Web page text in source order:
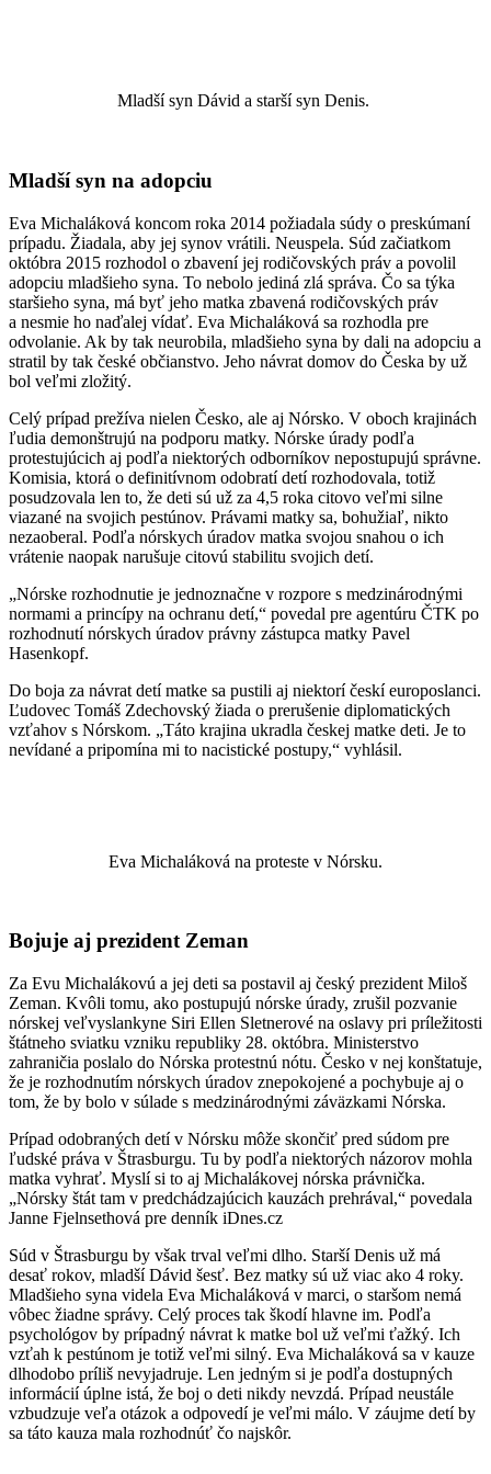
Mladší syn Dávid a starší syn Denis.
Mladší syn na adopciu
Eva Michaláková koncom roka 2014 požiadala súdy o preskúmaní
prípadu. Žiadala, aby jej synov vrátili. Neuspela. Súd začiatkom
októbra 2015 rozhodol o zbavení jej rodičovských práv a povolil
adopciu mladšieho syna. To nebolo jediná zlá správa. Čo sa týka
staršieho syna, má byť jeho matka zbavená rodičovských práv
a nesmie ho naďalej vídať. Eva Michaláková sa rozhodla pre
odvolanie. Ak by tak neurobila, mladšieho syna by dali na adopciu a
stratil by tak české občianstvo. Jeho návrat domov do Česka by už
bol veľmi zložitý.
Celý prípad prežíva nielen Česko, ale aj Nórsko. V oboch krajinách
ľudia demonštrujú na podporu matky. Nórske úrady podľa
protestujúcich aj podľa niektorých odborníkov nepostupujú správne.
Komisia, ktorá o definitívnom odobratí detí rozhodovala, totiž
posudzovala len to, že deti sú už za 4,5 roka citovo veľmi silne
viazané na svojich pestúnov. Právami matky sa, bohužiaľ, nikto
nezaoberal. Podľa nórskych úradov matka svojou snahou o ich
vrátenie naopak narušuje citovú stabilitu svojich detí.
„Nórske rozhodnutie je jednoznačne v rozpore s medzinárodnými
normami a princípy na ochranu detí,“ povedal pre agentúru ČTK po
rozhodnutí nórskych úradov právny zástupca matky Pavel
Hasenkopf.
Do boja za návrat detí matke sa pustili aj niektorí českí europoslanci.
Ľudovec Tomáš Zdechovský žiada o prerušenie diplomatických
vzťahov s Nórskom. „Táto krajina ukradla českej matke deti. Je to
nevídané a pripomína mi to nacistické postupy,“ vyhlásil.
Eva Michaláková na proteste v Nórsku.
Bojuje aj prezident Zeman
Za Evu Michalákovú a jej deti sa postavil aj český prezident Miloš
Zeman. Kvôli tomu, ako postupujú nórske úrady, zrušil pozvanie
nórskej veľvyslankyne Siri Ellen Sletnerové na oslavy pri príležitosti
štátneho sviatku vzniku republiky 28. októbra. Ministerstvo
zahraničia poslalo do Nórska protestnú nótu. Česko v nej konštatuje,
že je rozhodnutím nórskych úradov znepokojené a pochybuje aj o
tom, že by bolo v súlade s medzinárodnými záväzkami Nórska.
Prípad odobraných detí v Nórsku môže skončiť pred súdom pre
ľudské práva v Štrasburgu. Tu by podľa niektorých názorov mohla
matka vyhrať. Myslí si to aj Michalákovej nórska právnička.
„Nórsky štát tam v predchádzajúcich kauzách prehrával,“ povedala
Janne Fjelnsethová pre denník iDnes.cz
Súd v Štrasburgu by však trval veľmi dlho. Starší Denis už má
desať rokov, mladší Dávid šesť. Bez matky sú už viac ako 4 roky.
Mladšieho syna videla Eva Michaláková v marci, o staršom nemá
vôbec žiadne správy. Celý proces tak škodí hlavne im. Podľa
psychológov by prípadný návrat k matke bol už veľmi ťažký. Ich
vzťah k pestúnom je totiž veľmi silný. Eva Michaláková sa v kauze
dlhodobo príliš nevyjadruje. Len jedným si je podľa dostupných
informácií úplne istá, že boj o deti nikdy nevzdá. Prípad neustále
vzbudzuje veľa otázok a odpovedí je veľmi málo. V záujme detí by
sa táto kauza mala rozhodnúť čo najskôr.